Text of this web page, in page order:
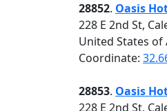
28852. Oasis
228 E 2nd St,
United States of
Coordinate:
28853. Oasis
228 E 2nd St,